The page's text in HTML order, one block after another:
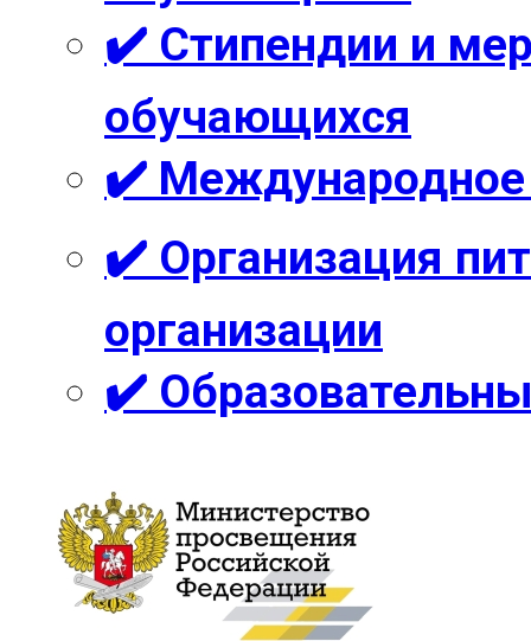
✔️ Стипендии и
обучающихся
✔️ Международное
✔️ Организация
организации
✔️